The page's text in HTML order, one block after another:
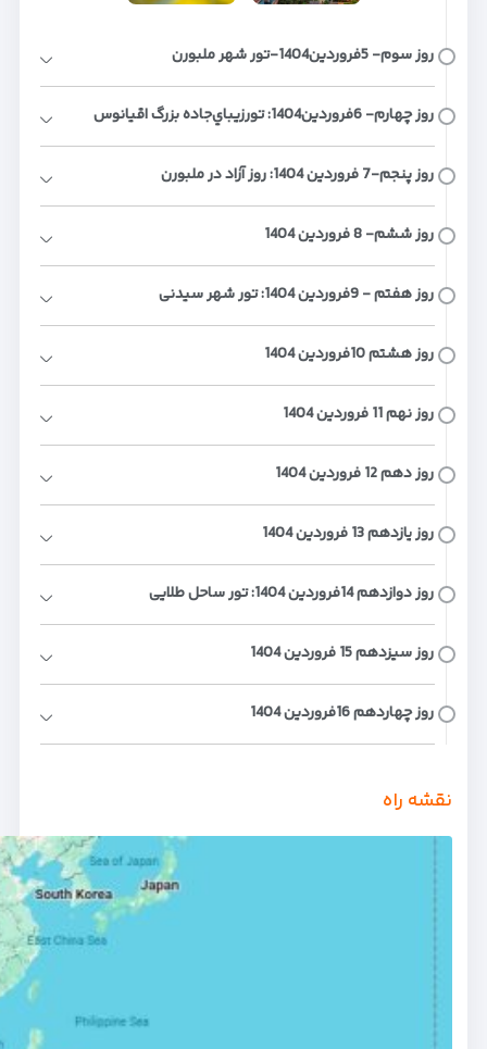
روز ﺳﻮم- 5ﻓﺮوردﯾﻦ1404-تور شهر ملبورن
روز چهارم- 6ﻓﺮوردﯾﻦ1404: ﺗﻮرزﯾﺒﺎيﺟﺎده ﺑﺰرگ اﻗﯿﺎﻧﻮس
روز پنجم-7 ﻓﺮوردﯾﻦ 1404: روز آزاد در ﻣﻠﺒﻮرن
روز ﺷﺸﻢ- 8 ﻓﺮوردﯾﻦ 1404
روز ﻫﻔﺘﻢ - 9ﻓﺮوردﯾﻦ 1404: ﺗﻮر ﺷﻬﺮ ﺳﯿﺪنی
روز ﻫﺸﺘﻢ 10ﻓﺮوردﯾﻦ 1404
روز ﻧﻬﻢ 11 ﻓﺮوردﯾﻦ 1404
روز دﻫﻢ 12 ﻓﺮوردﯾﻦ 1404
روز ﯾﺎزدﻫﻢ 13 ﻓﺮوردﯾﻦ 1404
روز دوازدﻫﻢ 14ﻓﺮوردﯾﻦ 1404: ﺗﻮر ﺳﺎﺣﻞ ﻃﻼیی
روز ﺳﯿﺰدﻫﻢ 15 ﻓﺮوردﯾﻦ 1404
روز چهاردﻫﻢ 16ﻓﺮوردﯾﻦ 1404
نقشه راه